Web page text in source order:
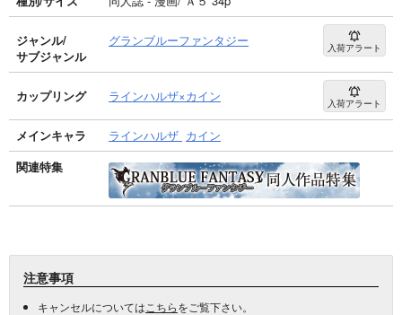
ジャンル/
サブジャンル
グランブルーファンタジー 入荷アラート
カップリング ラインハルザ×カイン 入荷アラート
メインキャラ ラインハルザ カイン
関連特集
注意事項
キャンセルについては こちらをご覧下さい。